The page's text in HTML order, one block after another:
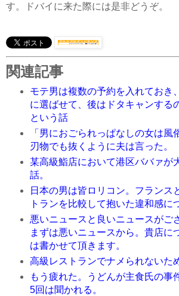
す。ドバイに来た際には是非どうぞ。
関連記事
モテ男は複数の予約を入れておき
に選ばせて、後はドタキャンする
という話
「男におごられっぱなしの女は風
刃物でも抜くように夫は言った。
某高級鮨店において港区ババァが
話。
日本の男は皆ロリコン。フランス
トランを比較して抱いた違和感に
悪いニュースと良いニュースがご
まずは悪いニュースから。貴店に
は書かせて頂きます。
高級レストランでナメられないた
もう疲れた。うどんが主食氏の事
5回は聞かれる。